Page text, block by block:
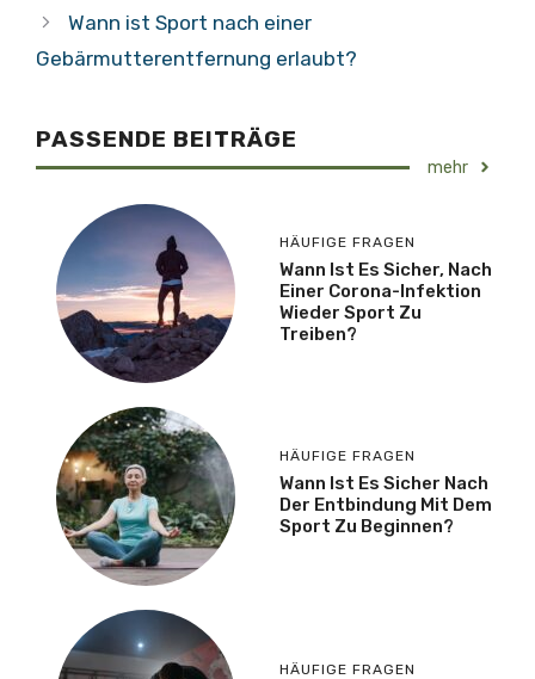
Wann ist Sport nach einer
Gebärmutterentfernung erlaubt?
PASSENDE BEITRÄGE
mehr
HÄUFIGE FRAGEN
Wann Ist Es Sicher, Nach
Einer Corona-Infektion
Wieder Sport Zu
Treiben?
HÄUFIGE FRAGEN
Wann Ist Es Sicher Nach
Der Entbindung Mit Dem
Sport Zu Beginnen?
HÄUFIGE FRAGEN